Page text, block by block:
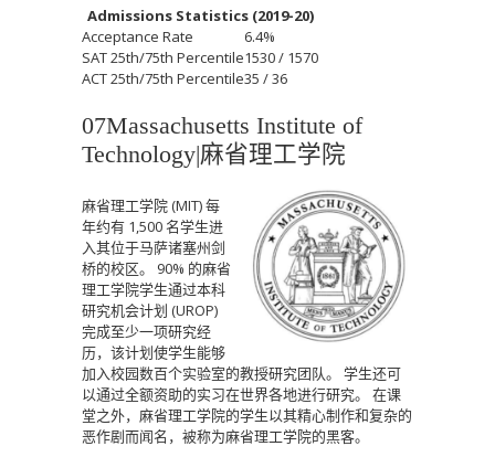
Admissions Statistics (2019-20)
Acceptance Rate
6.4%
SAT 25th/75th Percentile1530 / 1570
ACT 25th/75th Percentile35 / 36
07Massachusetts Institute of
Technology| 麻省理工学院
麻省理工学院 (MIT) 每
年约有 1,500 名学生进
入其位于马萨诸塞州剑
桥的校区。
90% 的麻省
理工学院学生通过本科
研究机会计划 (UROP)
完成至少一项研究经
历，该计划使学生能够
加入校园数百个实验室的教授研究团队。
学生还可
以通过全额资助的实习在世界各地进行研究。
在课
堂之外，麻省理工学院的学生以其精心制作和复杂的
恶作剧而闻名，被称为麻省理工学院的黑客。